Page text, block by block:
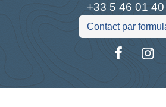
+33 5 46 01
Contact par